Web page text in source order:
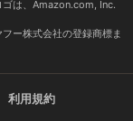
は、Amazon.com, Inc.
ー株式会社の登録商標ま
利用規約